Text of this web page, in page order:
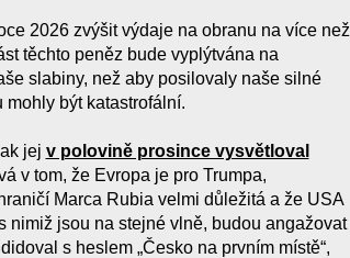
2026 zvýšit výdaje na obranu na více než
těchto peněz bude vyplýtvána na
slabiny, než aby posilovaly naše silné
mohly být katastrofální.
jej v polovině prosince vysvětloval
v tom, že Evropa je pro Trumpa,
Marca Rubia velmi důležitá a že USA
nimiž jsou na stejné vlně, budou angažovat
s heslem „Česko na prvním místě“,